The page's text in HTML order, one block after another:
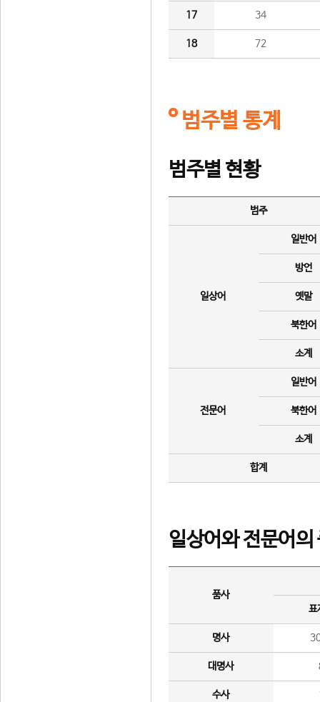
17 34
18 72
범주별 통계
범주별 현황
범주
일상어
일반어
방언
옛말
북한어
소계
전문어
일반어
북한어
소계
합계
일상어와 전문어의
품사
표
명사
대명사
수사